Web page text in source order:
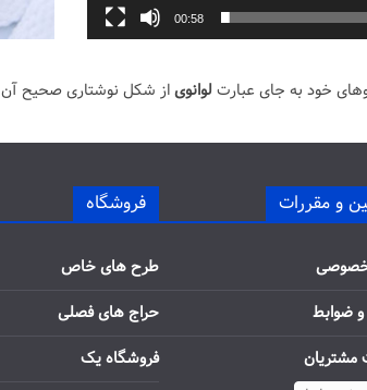
00:58
خود به جای عبارت لوانویاز شکل نوشتاری صحیح آن
و مقررات
ضوابط
فروشگاه
طرح های خاص
حراج های فصلی
فروشگاه یک